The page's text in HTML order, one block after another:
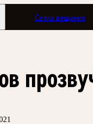
Сетка вещания
Новости